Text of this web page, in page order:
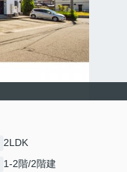
2LDK
1-2階/2階建